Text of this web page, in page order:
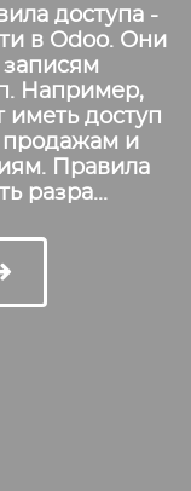
доступа -
в Odoo. Они
Например,
иметь доступ
продажам и
Правила
разра...